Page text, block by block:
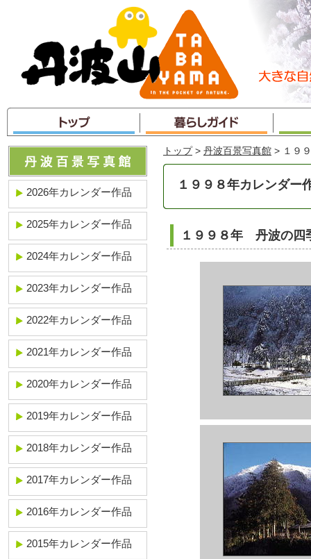
ャ
ン
プ
トップ > 丹波百景写真館 > １９
１９９８年カレンダー
１９９８年 丹波の四
2026年カレンダー作品
2025年カレンダー作品
2024年カレンダー作品
2023年カレンダー作品
2022年カレンダー作品
2021年カレンダー作品
2020年カレンダー作品
2019年カレンダー作品
2018年カレンダー作品
2017年カレンダー作品
2016年カレンダー作品
2015年カレンダー作品